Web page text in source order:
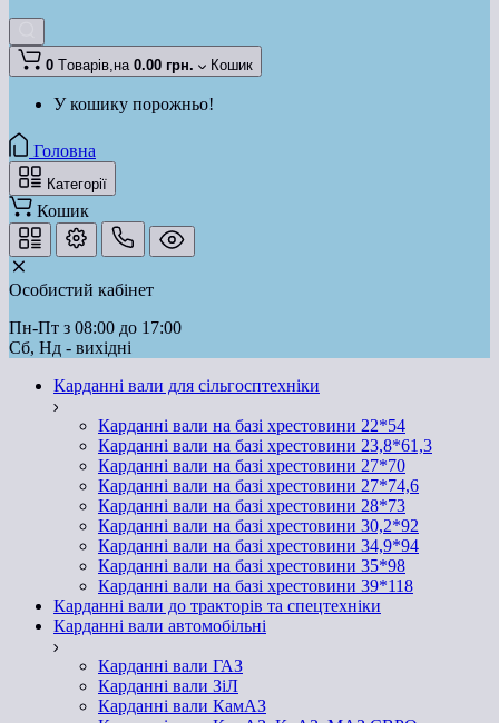
0 Tоварів,на 0.00 грн. Кошик
У кошику порожньо!
Головна
Категорії
Кошик
Особистий кабінет
Пн-Пт з 08:00 до 17:00
Сб, Нд - вихідні
Карданні вали для сільгосптехніки
Карданні вали на базі хрестовини 22*54
Карданні вали на базі хрестовини 23,8*61,3
Карданні вали на базі хрестовини 27*70
Карданні вали на базі хрестовини 27*74,6
Карданні вали на базі хрестовини 28*73
Карданні вали на базі хрестовини 30,2*92
Карданні вали на базі хрестовини 34,9*94
Карданні вали на базі хрестовини 35*98
Карданні вали на базі хрестовини 39*118
Карданні вали до тракторів та спецтехніки
Карданні вали автомобільні
Карданні вали ГАЗ
Карданні вали ЗіЛ
Карданні вали КамАЗ